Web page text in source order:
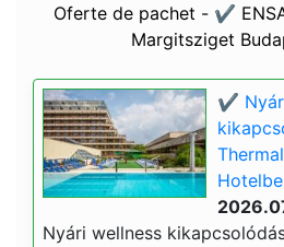
Oferte de pachet - ✔️
Margitsziget
✔️
Nyári wellness